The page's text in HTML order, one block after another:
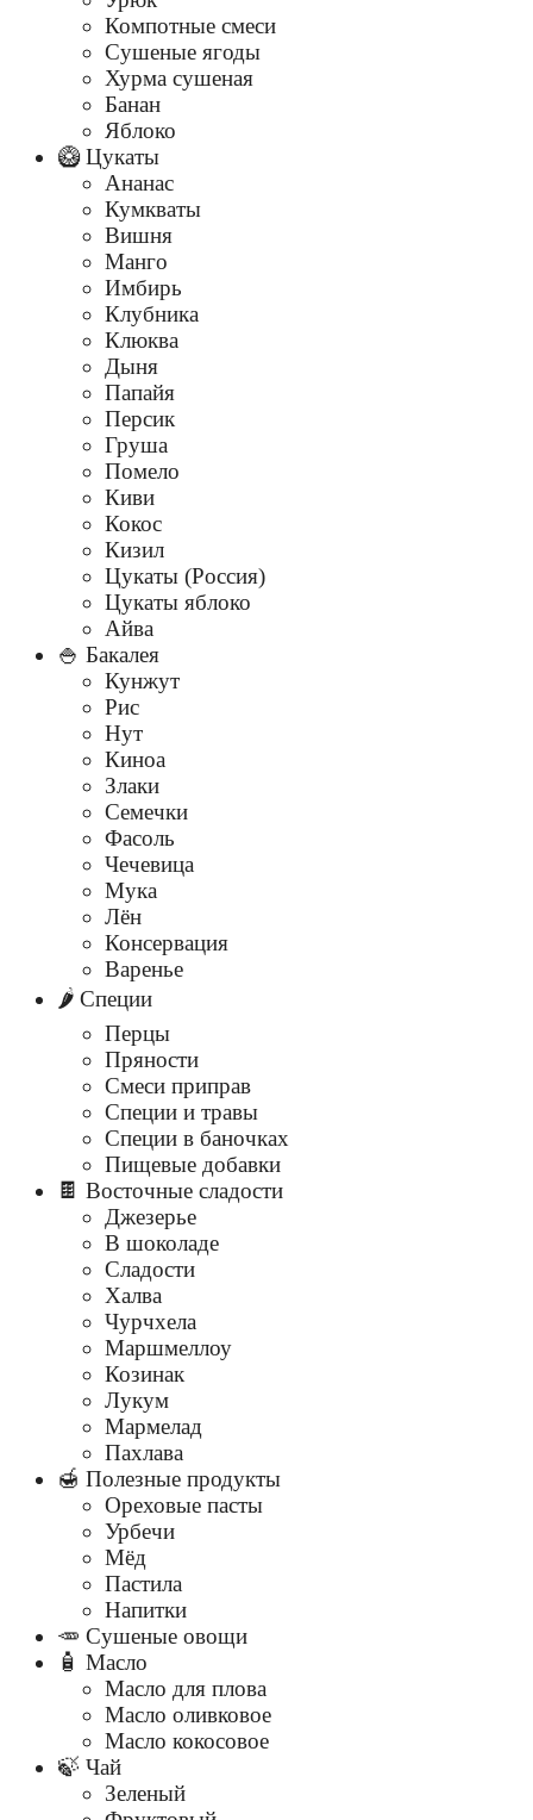
Компотные смеси
Сушеные ягоды
Хурма сушеная
Банан
Яблоко
🥝 Цукаты
Ананас
Кумкваты
Вишня
Манго
Имбирь
Клубника
Клюква
Дыня
Папайя
Персик
Груша
Помело
Киви
Кокос
Кизил
Цукаты (Россия)
Цукаты яблоко
Айва
🍚 Бакалея
Кунжут
Рис
Нут
Киноа
Злаки
Семечки
Фасоль
Чечевица
Мука
Лён
Консервация
Варенье
🌶️ Специи
Перцы
Пряности
Смеси приправ
Специи и травы
Специи в баночках
Пищевые добавки
🍫 Восточные сладости
Джезерье
В шоколаде
Сладости
Халва
Чурчхела
Маршмеллоу
Козинак
Лукум
Мармелад
Пахлава
🍯 Полезные продукты
Ореховые пасты
Урбечи
Мёд
Пастила
Напитки
🥕 Сушеные овощи
🧴 Масло
Масло для плова
Масло оливковое
Масло кокосовое
🍃 Чай
Зеленый